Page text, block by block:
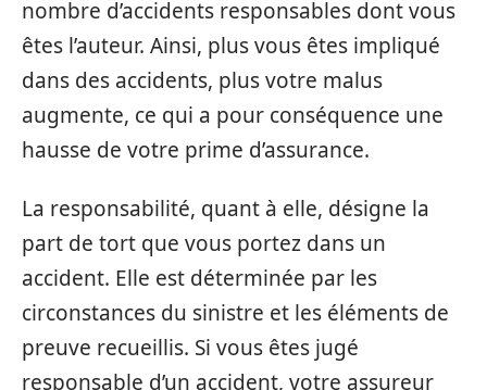
nombre d’accidents responsables dont vous
êtes l’auteur. Ainsi, plus vous êtes impliqué
dans des accidents, plus votre malus
augmente, ce qui a pour conséquence une
hausse de votre prime d’assurance.
La responsabilité, quant à elle, désigne la
part de tort que vous portez dans un
accident. Elle est déterminée par les
circonstances du sinistre et les éléments de
preuve recueillis. Si vous êtes jugé
responsable d’un accident, votre assureur